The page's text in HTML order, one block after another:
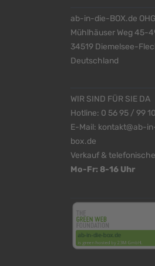
ab-in-die-BOX.de OHG
Mühlhäuser Weg 45-
34519 Diemelsee-
Deutschland
WIR SIND FÜR SIE DA
Hotline: 0 56 95 / 99
E-Mail: kontakt@ab-
box.de
Verkauf &
Mo-Fr: 8-16 Uhr